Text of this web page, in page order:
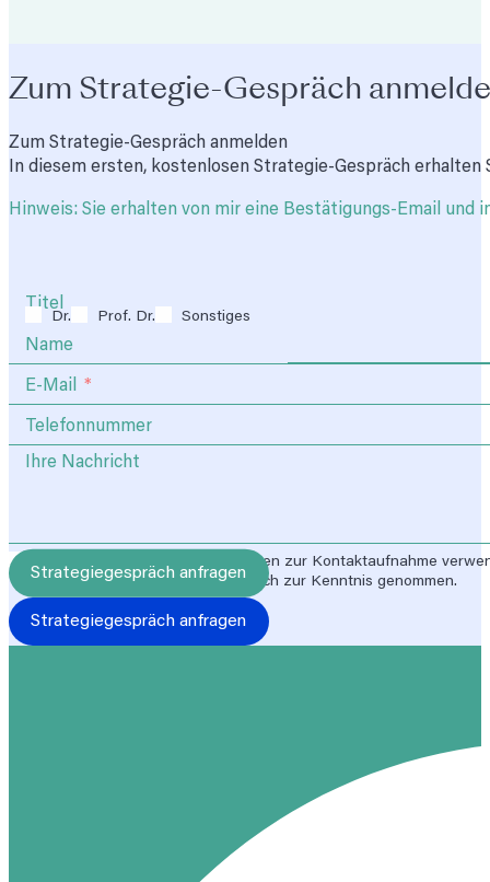
Zum Strategie-Gespräch
Zum Strategie-Gespräch anmelden
In diesem ersten, kostenlosen Strategie-Gespräch
Hinweis: Sie erhalten von mir eine Bestätigungs-Email
Titel
Dr. Prof. Dr. Sonstiges
Name
E-Mail
Telefonnummer
Ihre Nachricht
Ich stimme zu, dass meine Angaben zur Kontaktaufnahme
DieDatenschutzerklärunghabe ich zur Kenntnis genommen.
Strategiegespräch anfragen